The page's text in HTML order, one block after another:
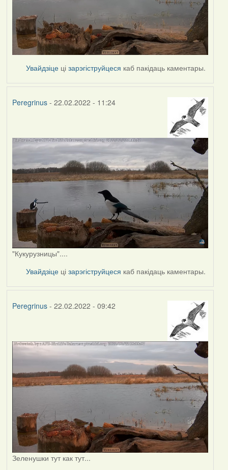
Увайдзіце цізарэгіструйцеся каб пакідаць каментары.
Peregrinus- 22.02.2022 - 11:24
"Кукурузницы"....
Увайдзіце цізарэгіструйцеся каб пакідаць каментары.
Peregrinus- 22.02.2022 - 09:42
Зеленушки тут как тут...